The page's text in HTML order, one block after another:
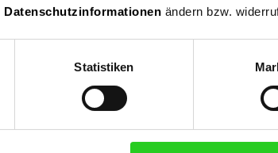
Datenschutzinformationen ändern bzw.
Statistiken